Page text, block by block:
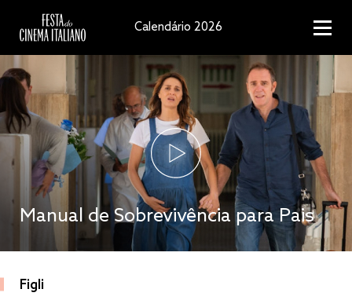
Calendário 2026
Manual de Sobrevivência para Pais
Figli